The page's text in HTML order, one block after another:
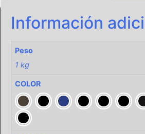
Información
Peso
1 kg
COLOR